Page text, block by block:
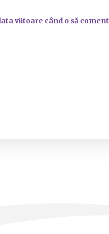
viitoare când o să